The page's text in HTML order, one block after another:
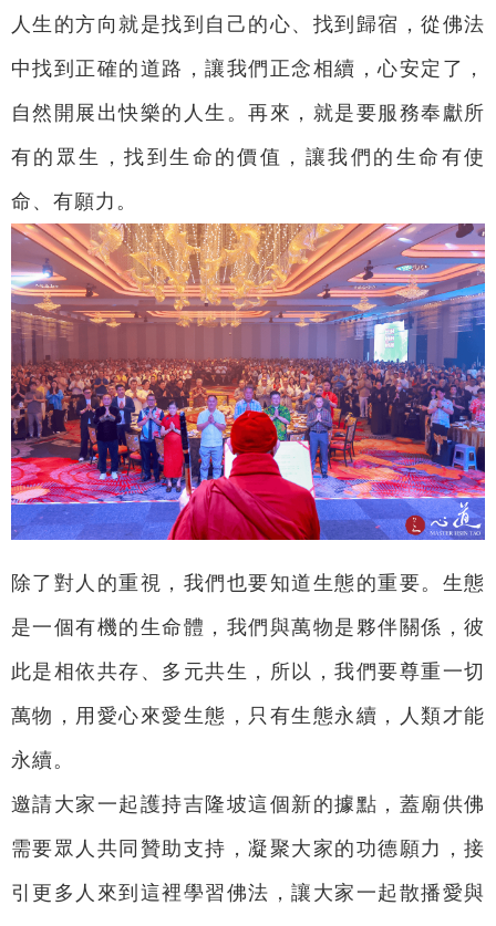
人生的方向就是找到自己的心、找到歸宿，從佛法
中找到正確的道路，讓我們正念相續，心安定了，
自然開展出快樂的人生。再來，就是要服務奉獻所
有的眾生，找到生命的價值，讓我們的生命有使
命、有願力。
除了對人的重視，我們也要知道生態的重要。生態
是一個有機的生命體，我們與萬物是夥伴關係，彼
此是相依共存、多元共生，所以，我們要尊重一切
萬物，用愛心來愛生態，只有生態永續，人類才能
永續。
邀請大家一起護持吉隆坡這個新的據點，蓋廟供佛
需要眾人共同贊助支持，凝聚大家的功德願力，接
引更多人來到這裡學習佛法，讓大家一起散播愛與